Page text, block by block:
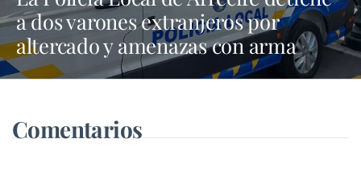
a dos varones extranjeros por
altercado y amenazas con arma
blanca
Comentarios